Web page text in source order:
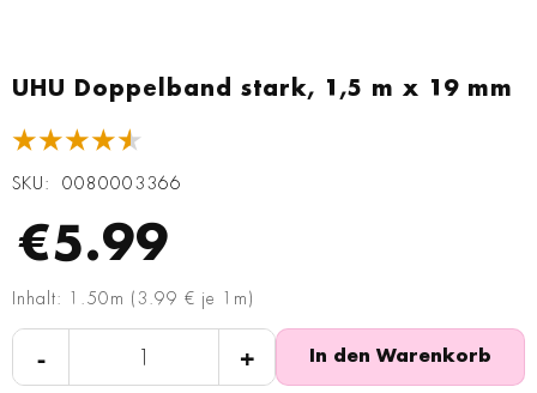
UHU Doppelband stark, 1,5 m x 19 mm
★★★★★
SKU 0080003366
€5.99
Inhalt: 1.50m (3.99 € je 1m)
- + In den Warenkorb
Anfang
Bildgalerie